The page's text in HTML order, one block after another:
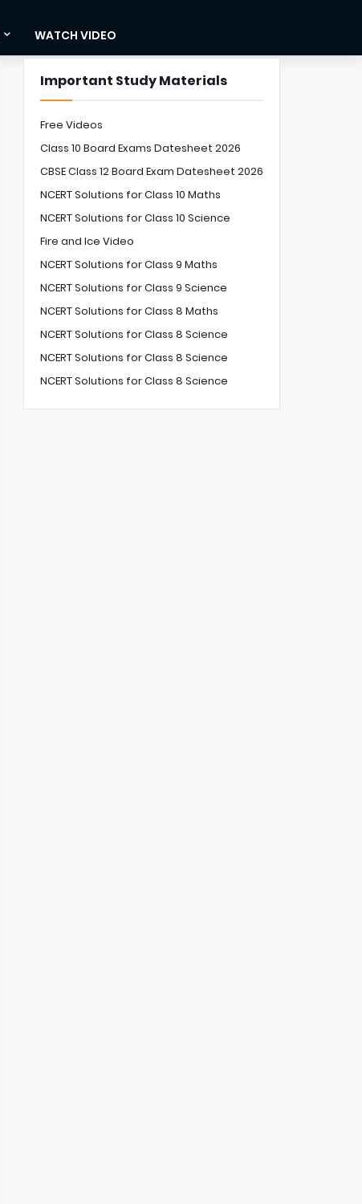
WATCH VIDEO
Important Study Materials
Free Videos
Class 10 Board Exams Datesheet 2026
CBSE Class 12 Board Exam Datesheet 2026
NCERT Solutions for Class 10 Maths
NCERT Solutions for Class 10 Science
Fire and Ice Video
NCERT Solutions for Class 9 Maths
NCERT Solutions for Class 9 Science
NCERT Solutions for Class 8 Maths
NCERT Solutions for Class 8 Science
NCERT Solutions for Class 8 Science
NCERT Solutions for Class 8 Science